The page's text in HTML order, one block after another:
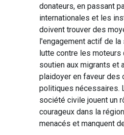
donateurs, en passant
internationales et les
doivent trouver des
l'engagement actif de
lutte contre les moteurs
soutien aux migrants et
plaidoyer en faveur des
politiques nécessaires.
société civile jouent un
courageux dans la
menacés et manquent